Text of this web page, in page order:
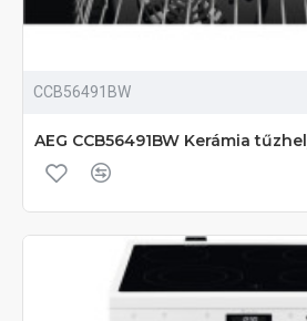
CCB56491BW
AEG CCB56491BW Kerámia